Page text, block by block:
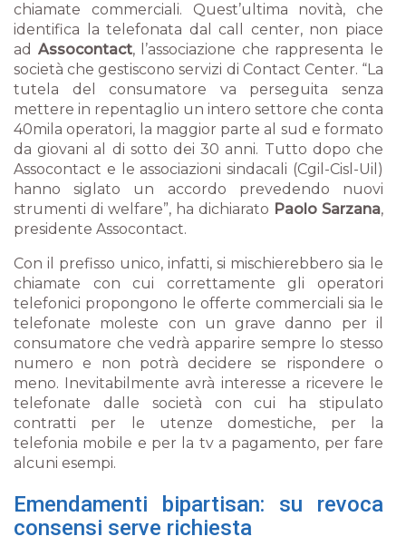
chiamate commerciali. Quest’ultima novità, che
identifica la telefonata dalcall center, non piace
ad Assocontact, l’associazione che rappresenta le
società che gestiscono servizi di Contact Center. “La
tutela del consumatore va perseguita senza
mettere in repentaglio un intero settore che conta
40mila operatori, la maggior parte al sud e formato
da giovani al di sotto dei 30 anni. Tutto dopo che
Assocontact e le associazioni sindacali (Cgil-Cisl-Uil)
hanno siglato un accordo prevedendo nuovi
strumenti di welfare”, ha dichiarato Paolo Sarzana,
presidente Assocontact.
Con il prefisso unico, infatti, si mischierebbero sia le
chiamate con cui correttamente gli operatori
telefonici propongono le offerte commerciali sia le
telefonate moleste con un grave danno per il
consumatore che vedrà apparire sempre lo stesso
numero e non potrà decidere se rispondere o
meno. Inevitabilmente avrà interesse a ricevere le
telefonate dalle società con cui ha stipulato
contratti per le utenze domestiche, per la
telefonia mobile e per la tv a pagamento, per fare
alcuni esempi.
Emendamenti bipartisan: su revoca
consensi serve richiesta